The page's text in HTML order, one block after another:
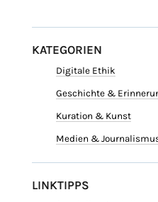
KATEGORIEN
Digitale Ethik
Geschichte &
Kuration & Kunst
Medien &
LINKTIPPS